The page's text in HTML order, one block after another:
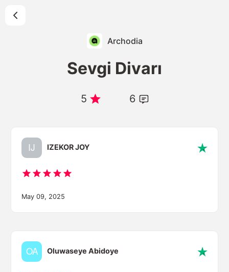
Archodia
Sevgi Divarı
5 6
IZEKOR JOY
May 09, 2025
Oluwaseye Abidoye